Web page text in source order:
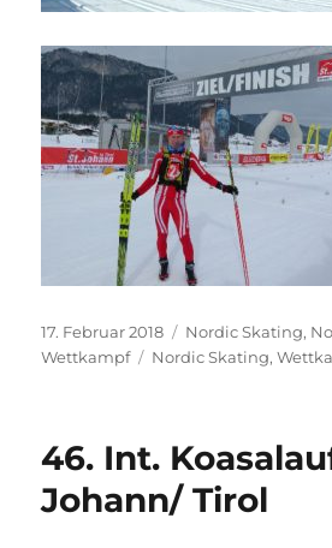
Veröffentlicht
am
17. Februar 2018 Kategorien
Nordic Skating,
Wettkampf
Schlagwörter
Nordic Skating,
46. Int.
Johann/ Tirol